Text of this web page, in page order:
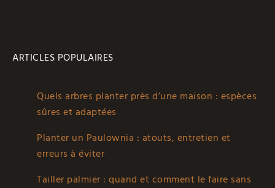
ARTICLES POPULAIRES
Quels arbres planter près d’une maison : espèces
sûres et adaptées
Planter un Paulownia : atouts, entretien et
erreurs à éviter
Tailler palmier : quand et comment le faire sans